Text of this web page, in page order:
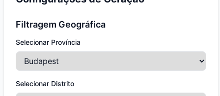
Filtragem Geográfica
Selecionar Província
Selecionar Distrito